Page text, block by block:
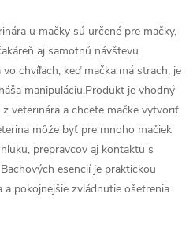
u mačky sú určené pre mačky,
aj samotnú návštevu
chvíľach, keď mačka má strach, je
manipuláciu.Produkt je vhodný
veterinára a chcete mačke vytvoriť
môže byť pre mnoho mačiek
prepravcov aj kontaktu s
esencií je praktickou
pokojnejšie zvládnutie ošetrenia.